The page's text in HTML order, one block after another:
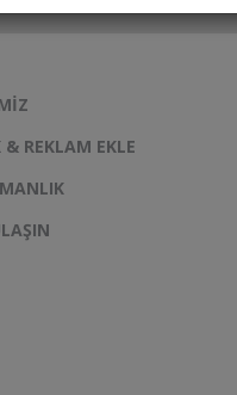
& REKLAM EKLE